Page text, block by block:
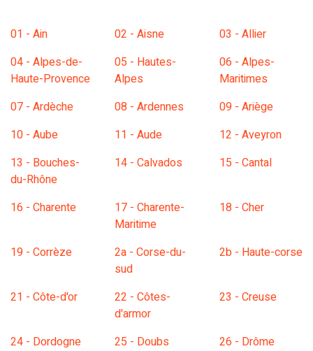
01 - Ain 02 - Aisne
03 - Allier
04 - Alpes-de-
Haute-Provence
05 - Hautes-
Alpes
06 - Alpes-
Maritimes
07 - Ardèche
08 - Ardennes
09 - Ariège
10 - Aube
11 - Aude
12 - Aveyron
13 - Bouches-
du-Rhône
14 - Calvados 15 - Cantal
16 - Charente
17 - Charente-
Maritime
18 - Cher
19 - Corrèze
2a - Corse-du-
sud
2b - Haute-corse
21 - Côte-d'or
22 - Côtes-
d'armor
23 - Creuse
24 - Dordogne 25 - Doubs
26 - Drôme